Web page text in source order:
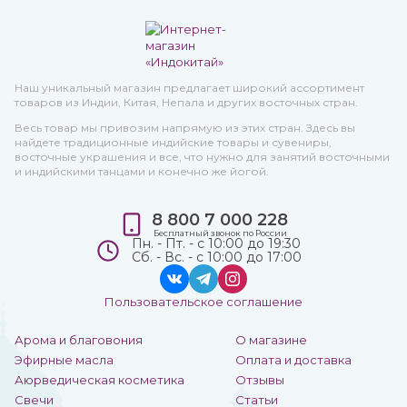
Наш уникальный магазин предлагает широкий ассортимент
товаров из Индии, Китая, Непала и других восточных стран.
Весь товар мы привозим напрямую из этих стран. Здесь вы
найдете традиционные индийские товары и сувениры,
восточные украшения и все, что нужно для занятий восточными
и индийскими танцами и конечно же йогой.
Арома и благовония
Эфирные масла
Аюрведическая косметика
Свечи
О магазине
Оплата и доставка
Отзывы
Статьи
8 800 7 000 228
Бесплатный звонок по России
Пн. - Пт. - с 10:00 до 19:30
Сб. - Вс. - с 10:00 до 17:00
Пользовательское соглашение